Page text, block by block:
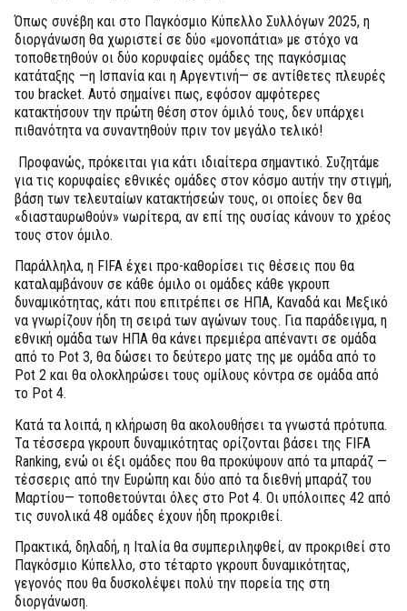
Όπως συνέβη και στο Παγκόσμιο Κύπελλο Συλλόγων 2025, η
διοργάνωση θα χωριστεί σε δύο «μονοπάτια» με στόχο να
τοποθετηθούν οι δύο κορυφαίες ομάδες της παγκόσμιας
κατάταξης —η Ισπανία και η Αργεντινή— σε αντίθετες πλευρές
του bracket. Αυτό σημαίνει πως, εφόσον αμφότερες
κατακτήσουν την πρώτη θέση στον όμιλό τους, δεν υπάρχει
πιθανότητα να συναντηθούν πριν τον μεγάλο τελικό!
Προφανώς, πρόκειται για κάτι ιδιαίτερα σημαντικό. Συζητάμε
για τις κορυφαίες εθνικές ομάδες στον κόσμο αυτήν την στιγμή,
βάση των τελευταίων κατακτήσεών τους, οι οποίες δεν θα
«διασταυρωθούν» νωρίτερα, αν επί της ουσίας κάνουν το χρέος
τους στον όμιλο.
Παράλληλα, η FIFA έχει προ-καθορίσει τις θέσεις που θα
καταλαμβάνουν σε κάθε όμιλο οι ομάδες κάθε γκρουπ
δυναμικότητας, κάτι που επιτρέπει σε ΗΠΑ, Καναδά και Μεξικό
να γνωρίζουν ήδη τη σειρά των αγώνων τους. Για παράδειγμα, η
εθνική ομάδα των ΗΠΑ θα κάνει πρεμιέρα απέναντι σε ομάδα
από το Pot 3, θα δώσει το δεύτερο ματς της με ομάδα από το
Pot 2 και θα ολοκληρώσει τους ομίλους κόντρα σε ομάδα από
το Pot 4.
Κατά τα λοιπά, η κλήρωση θα ακολουθήσει τα γνωστά πρότυπα.
Τα τέσσερα γκρουπ δυναμικότητας ορίζονται βάσει της FIFA
Ranking, ενώ οι έξι ομάδες που θα προκύψουν από τα μπαράζ —
τέσσερις από την Ευρώπη και δύο από τα διεθνή μπαράζ του
Μαρτίου— τοποθετούνται όλες στο Pot 4. Οι υπόλοιπες 42 από
τις συνολικά 48 ομάδες έχουν ήδη προκριθεί.
Πρακτικά, δηλαδή, η Ιταλία θα συμπεριληφθεί, αν προκριθεί στο
Παγκόσμιο Κύπελλο, στο τέταρτο γκρουπ δυναμικότητας,
γεγονός που θα δυσκολέψει πολύ την πορεία της στη
διοργάνωση.